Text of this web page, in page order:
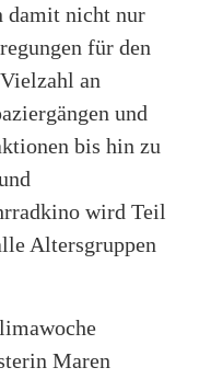
damit nicht nur
für den
an
und
bis hin zu
wird Teil
Altersgruppen
Maren